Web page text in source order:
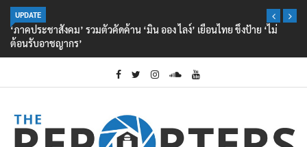
UPDATE
‘ภาคประชาสังคม’ รวมตัวคัดค้าน ‘มิน ออง ไลง์’ เยือนไทย ขึงป้าย ‘ไม่
ต้อนรับอาชญากร’